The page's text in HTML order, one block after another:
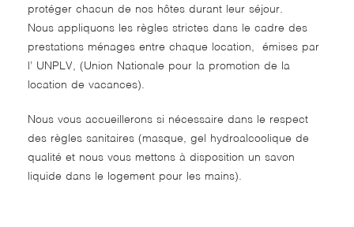
protéger chacun de nos hôtes durant leur séjour.
Nous appliquons les règles strictes dans le cadre des
prestations ménages entre chaque location, émises par
l’ UNPLV, (Union Nationale pour la promotion de la
location de vacances).
Nous vous accueillerons si nécessaire dans le respect
des règles sanitaires (masque, gel hydroalcoolique de
qualité et nous vous mettons à disposition un savon
liquide dans le logement pour les mains).